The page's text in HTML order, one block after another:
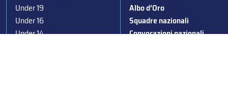
Under 19
Under 16
Under 14
Albo d’Oro
Squadre nazionali
Convocazioni nazionali